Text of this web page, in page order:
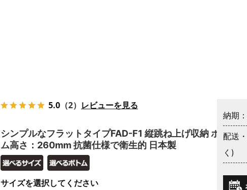
5.0 （2） レビューを見る
シンプルなフラットタイプFAD-F1 縦跳ね上げ収納 ボト
ム高さ：260mm 抗菌仕様で衛生的 日本製
サイズを選択してください
納期
配送
く)